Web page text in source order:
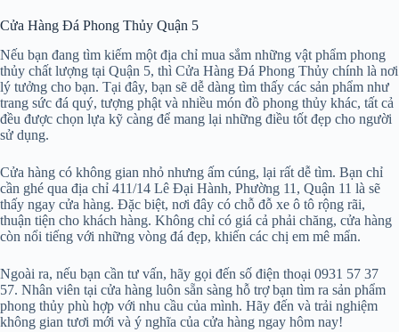
Cửa Hàng Đá Phong Thủy Quận 5
Nếu bạn đang tìm kiếm một địa chỉ mua sắm những vật phẩm phong
thủy chất lượng tại Quận 5, thì Cửa Hàng Đá Phong Thủy chính là nơi
lý tưởng cho bạn. Tại đây, bạn sẽ dễ dàng tìm thấy các sản phẩm như
trang sức đá quý, tượng phật và nhiều món đồ phong thủy khác, tất cả
đều được chọn lựa kỹ càng để mang lại những điều tốt đẹp cho người
sử dụng.
Cửa hàng có không gian nhỏ nhưng ấm cúng, lại rất dễ tìm. Bạn chỉ
cần ghé qua địa chỉ 411/14 Lê Đại Hành, Phường 11, Quận 11 là sẽ
thấy ngay cửa hàng. Đặc biệt, nơi đây có chỗ đỗ xe ô tô rộng rãi,
thuận tiện cho khách hàng. Không chỉ có giá cả phải chăng, cửa hàng
còn nổi tiếng với những vòng đá đẹp, khiến các chị em mê mẩn.
Ngoài ra, nếu bạn cần tư vấn, hãy gọi đến số điện thoại 0931 57 37
57. Nhân viên tại cửa hàng luôn sẵn sàng hỗ trợ bạn tìm ra sản phẩm
phong thủy phù hợp với nhu cầu của mình. Hãy đến và trải nghiệm
không gian tươi mới và ý nghĩa của cửa hàng ngay hôm nay!